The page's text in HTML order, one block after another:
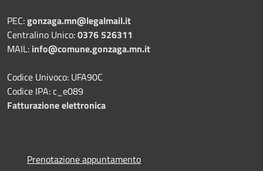
PEC:gonzaga.mn@legalmail.it
Centralino Unico:0376 526311
MAIL: info@comune.gonzaga.mn.it
Codice Univoco: UFA90C
Codice IPA: c_e089
Fatturazione elettronica
Prenotazione appuntamento